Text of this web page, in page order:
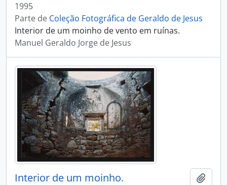
1995
Parte de Coleção Fotográfica de Geraldo de Jesus
Interior de um moinho de vento em ruínas.
Manuel Geraldo Jorge de Jesus
Interior de um moinho.